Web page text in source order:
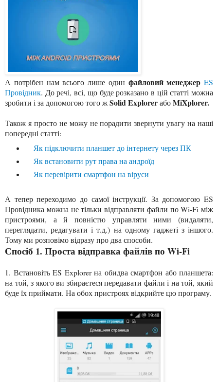
А потрібен нам всього лише один файловий менеджер ES
Провідник. До речі, всі, що буде розказано в цій статті можна
зробити і за допомогою того жSolid ExplorerабоMiXplorer.
Також я просто не можу не порадити звернути увагу на наші
попередні статті:
Як підключити планшет до інтернету через ПК
Як встановити рут права на андроїд
Якперевірити смартфон на віруси
А тепер переходимо до самої інструкції. За допомогою ES
Провідника можна не тільки відправляти файли по Wi-Fi між
пристроями, а й повністю управляти ними (видаляти,
переглядати, редагувати і т.д.) на одному гаджеті з іншого.
Тому ми розповімо відразу про два способи.
Спосіб 1. Проста відправка файлів по Wi-Fi
1. Встановіть ES Explorer на обидва смартфон або планшета:
на той, з якого ви збираєтеся передавати файли і на той, який
буде їх приймати. На обох пристроях відкрийте цю програму.